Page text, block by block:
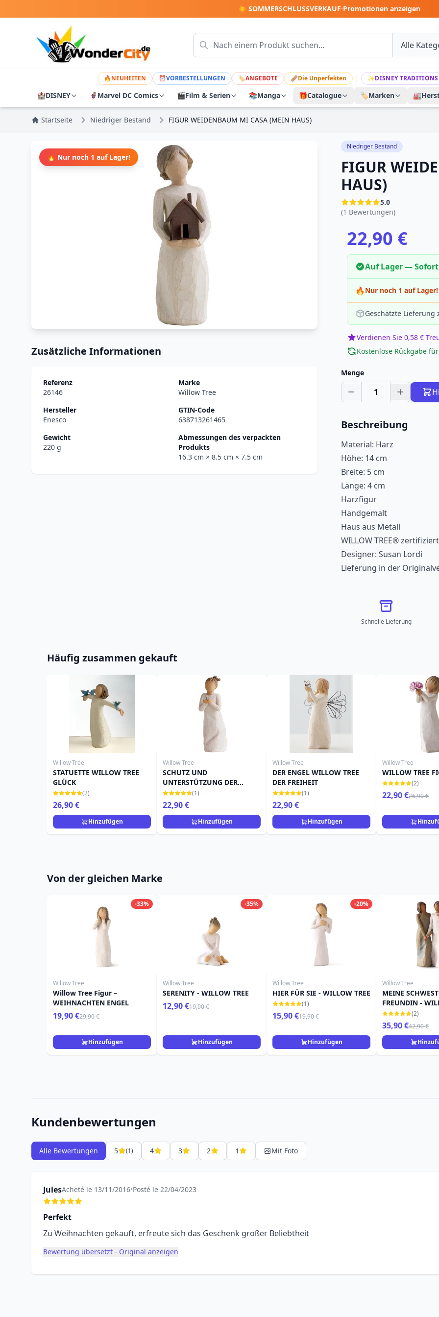
☀️ SOMMERSCHLUSSVERKAUF·Promotionen anzeigen
🔥NEUHEITEN ⏰VORBESTELLUNGEN 🏷ANGEBOTE 🩹Die Unperfekten | ✨DISNEY TRADITIONS
🏰DISNEY 🦸 Marvel DC Comics 🎬Film & Serien 📚Manga 🎁Catalogue 🏷️Marken 🏭
Startseite Niedriger Bestand FIGUR WEIDENBAUM MI CASA (MEIN HAUS)
🔥 Nur noch 1 auf Lager!
Zusätzliche Informationen
Referenz
26146
Marke
Willow Tree
Hersteller
Enesco
GTIN-Code
638713261465
Gewicht
220 g
Abmessungen des verpackten
Produkts
16.3 cm × 8.5 cm × 7.5 cm
Niedriger Bestand
FIGUR
HAUS)
5.0
(1 Bewertungen)
22,90 €
Auf Lager —
🔥 Nur noch 1 auf Lager!
Geschätzte Lieferung
Verdienen Sie 0,58 €
Kostenlose Rückgabe
Menge
1
Beschreibung
Material: Harz
Höhe: 14 cm
Breite: 5 cm
Länge: 4 cm
Harzfigur
Handgemalt
Haus aus Metall
WILLOW TREE® zertifiziert
Designer: Susan Lordi
Lieferung in der
Schnelle Lieferung
Häufig zusammen gekauft
Willow Tree
STATUETTE WILLOW TREE
GLÜCK
(2)
26,90 €
Hinzufügen
Willow Tree
SCHUTZ UND
UNTERSTÜTZUNG DER
WILLOW TREE-FIGUREN
(1)
22,90 €
Hinzufügen
Willow Tree
DER ENGEL WILLOW TREE
DER FREIHEIT
(1)
22,90 €
Hinzufügen
Willow Tree
WILLOW TREE
(2)
22,90 €26,90 €
Von der gleichen Marke
-33%
Willow Tree
Willow Tree Figur –
WEIHNACHTEN ENGEL
19,90 €29,90 €
Hinzufügen
-35%
Willow Tree
SERENITY - WILLOW TREE
12,90 €19,90 €
Hinzufügen
-20%
Willow Tree
HIER FÜR SIE - WILLOW TREE
(1)
15,90 €19,90 €
Hinzufügen
Willow Tree
MEINE
FREUNDIN -
(2)
35,90 €42,90 €
Kundenbewertungen
Alle Bewertungen 5 (1) 4 3 2 1 Mit Foto
JulesAcheté le 13/11/2016•Posté le 22/04/2023
Perfekt
Zu Weihnachten gekauft, erfreute sich das Geschenk großer Beliebtheit
Bewertung übersetzt - Original anzeigen